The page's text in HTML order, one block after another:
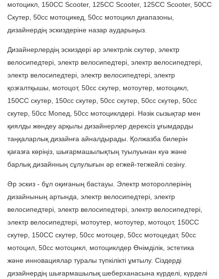
мотоцикл, 150CC Scooter, 125CC Scooter, 125CC Scooter, 50CC
Скутер, 50cc мотоцикед, 50cc мотоцикл диапазоны,
дизайнердің эскиздеріне назар аударыңыз.
Дизайнерлердің эскиздері әр электрлік скутер, электр
велосипедтері, электр велосипедтері, электр велосипедтері,
электр велосипедтері, электр велосипедтері, электр
қозғалтқышы, мотоцот, 50cc скутер, мотоутер, мотоцикл,
150CC скутер, 150cc скутер, 50cc скутер, 50cc скутер, 50cc
скутер, 50cc Мопед, 50cc мотоциклдері. Нәзік сызықтар мен
қиялды жөндеу арқылы дизайнерлер дерексіз ұғымдарды
таңқаларлық дизайнға айналдырады. Қолжазба билерін
қағазға көріңіз, шығармашылықтың туылуынан куә және
барлық дизайнның сұлулығын әр егжей-тегжейлі сезіну.
Әр эскиз - бұл оқиғаның бастауы. Электр мотороллерінің
дизайнының артында, электр велосипедтері, электр
велосипедтері, электр велосипедтері, электр велосипедтері,
электр велосипедтері, мотоутер, мотоутер, мотоцот, 150CC
скутер, 150CC скутер, 50cc мотоцер, 50cc мотоцедат, 50cc
мотоцил, 50cc мотоцикл, мотоциклдер Өнімділік, эстетика
және инновациялар туралы түпкілікті ұмтылу. Сіздерді
дизайнердің шығармашылық шеберханасына күрделі, күрделі